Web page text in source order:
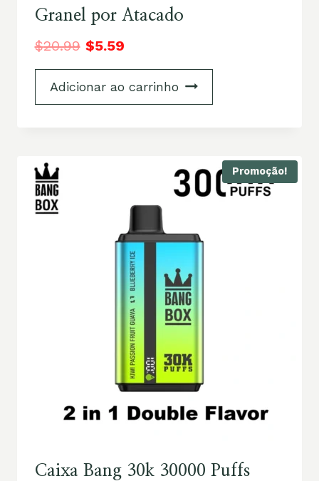
Granel por Atacado
$20.99 $5.59
Adicionar ao carrinho
Promoção!
Caixa Bang 30k 30000 Puffs